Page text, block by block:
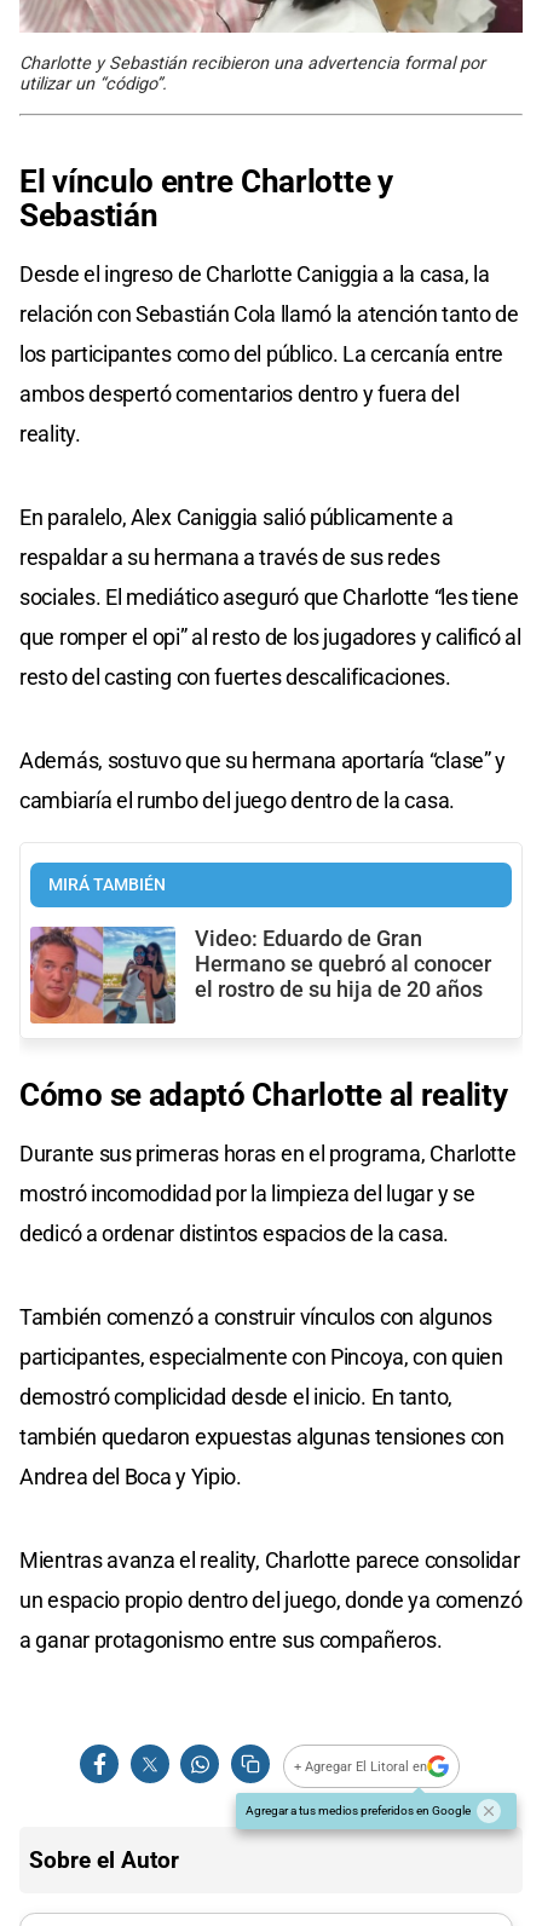
Charlotte y Sebastián recibieron una advertencia formal por
utilizar un “código”.
El vínculo entre Charlotte y
Sebastián
Desde el ingreso de Charlotte Caniggia a la casa, la
relación con Sebastián Cola llamó la atención tanto de
los participantes como del público. La cercanía entre
ambos despertó comentarios dentro y fuera del
reality.
En paralelo, Alex Caniggia salió públicamente a
respaldar a su hermana a través de sus redes
sociales. El mediático aseguró que Charlotte “les tiene
que romper el opi” al resto de los jugadores y calificó al
resto del casting con fuertes descalificaciones.
Además, sostuvo que su hermana aportaría “clase” y
cambiaría el rumbo del juego dentro de la casa.
MIRÁ TAMBIÉN
Video: Eduardo de Gran
Hermano se quebró al conocer
el rostro de su hija de 20 años
Cómo se adaptó Charlotte al reality
Durante sus primeras horas en el programa, Charlotte
mostró incomodidad por la limpieza del lugar y se
dedicó a ordenar distintos espacios de la casa.
También comenzó a construir vínculos con algunos
participantes, especialmente con Pincoya, con quien
demostró complicidad desde el inicio. En tanto,
también quedaron expuestas algunas tensiones con
Andrea del Boca y Yipio.
Mientras avanza el reality, Charlotte parece consolidar
un espacio propio dentro del juego, donde ya comenzó
a ganar protagonismo entre sus compañeros.
+ Agregar El Litoral en
Agregar a tus medios preferidos en Google
Sobre el Autor